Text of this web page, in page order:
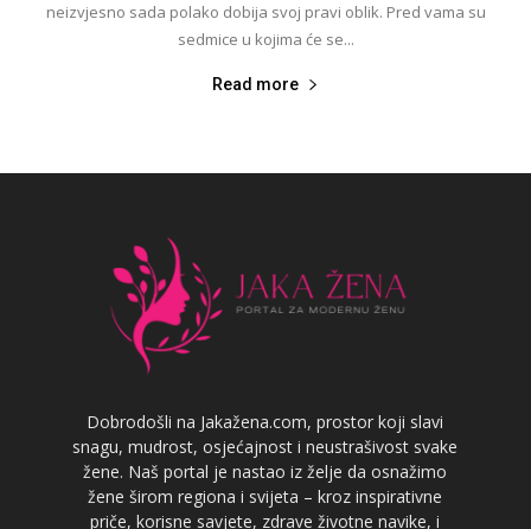
neizvjesno sada polako dobija svoj pravi oblik. Pred vama su
sedmice u kojima će se...
Read more
Dobrodošli na Jakažena.com, prostor koji slavi
snagu, mudrost, osjećajnost i neustrašivost svake
žene. Naš portal je nastao iz želje da osnažimo
žene širom regiona i svijeta – kroz inspirativne
priče, korisne savjete, zdrave životne navike, i